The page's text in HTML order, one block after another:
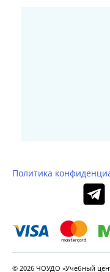
Политика
© 2026 ЧОУДО «Учебный